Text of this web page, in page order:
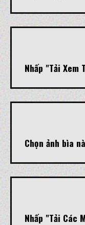
Nhấp "Tải
Chọn ảnh bìa
Nhấp "Tải Các